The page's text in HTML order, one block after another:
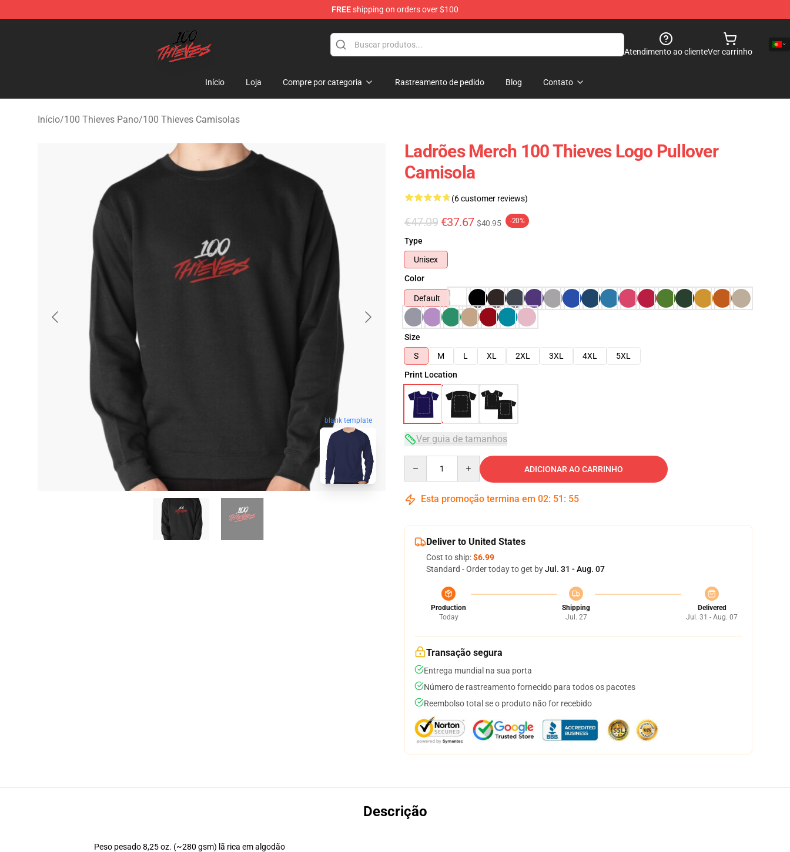
FREEshipping on orders over $100
Atendimento ao clienteVer carrinho
Início Loja Compre por categoria Rastreamento de pedido Blog Contato
Início/100 Thieves Pano/100 Thieves Camisolas
blank template
Ladrões Merch 100 Thieves Logo Pullover
Camisola
(6 customer reviews)
€47.09 €37.67 $40.95 -20%
Type
Unisex
Color
Default
Size
S
M L XL 2XL 3XL 4XL
5XL
Print Location
Ver guia de tamanhos
ADICIONAR AO CARRINHO
Esta promoção termina em 02: 51 : 54
Deliver to United States
Cost to ship:$6.99
Standard - Order today to get byJul. 31 - Aug. 07
Production
Today
Shipping
Jul. 27
Delivered
Jul. 31 - Aug. 07
Transação segura
Entrega mundial na sua porta
Número de rastreamento fornecido para todos os pacotes
Reembolso total se o produto não for recebido
Descrição
Peso pesado 8,25 oz. (~280 gsm) lã rica em algodão